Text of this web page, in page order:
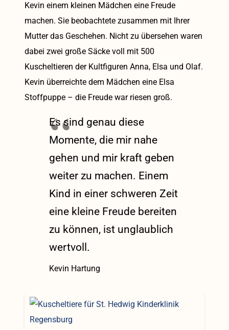
Kevin einem kleinen Mädchen eine Freude
machen. Sie beobachtete zusammen mit Ihrer
Mutter das Geschehen. Nicht zu übersehen waren
dabei zwei große Säcke voll mit 500
Kuscheltieren der Kultfiguren Anna, Elsa und Olaf.
Kevin überreichte dem Mädchen eine Elsa
Stoffpuppe – die Freude war riesen groß.
Es sind genau diese
Momente, die mir nahe
gehen und mir kraft geben
weiter zu machen. Einem
Kind in einer schweren Zeit
eine kleine Freude bereiten
zu können, ist unglaublich
wertvoll.
Kevin Hartung